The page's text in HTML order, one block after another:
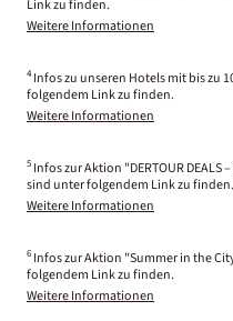
Link zu finden.
Weitere Informationen
4 Infos zu unseren Hotels mit bis zu
folgendem Link zu finden.
Weitere Informationen
5 Infos zur Aktion "DERTOUR DEALS
sind unter folgendem Link zu finden.
Weitere Informationen
6 Infos zur Aktion "Summer in the
folgendem Link zu finden.
Weitere Informationen